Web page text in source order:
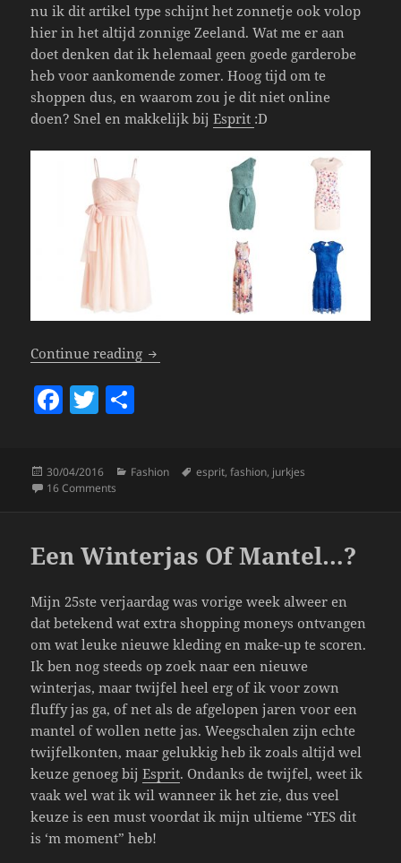
nu ik dit artikel type schijnt het zonnetje ook volop
hier in het altijd zonnige Zeeland. Wat me er aan
doet denken dat ik helemaal geen goede garderobe
heb voor aankomende zomer. Hoog tijd om te
shoppen dus, en waarom zou je dit niet online
doen? Snel en makkelijk bijEsprit :D
Continue reading Fashionable De Zomer In Met Esprit!
F
e
o
o
k
T
er re
Posted
on
30/04/2016 Categories
Fashion Tags
esprit,fashion, jurkjes
16 Comments
Een Winterjas Of Mantel…?
Mijn 25ste verjaardag was vorige week alweer en
dat betekend wat extra shopping moneys ontvangen
om wat leuke nieuwe kleding en make-up te scoren.
Ik ben nog steeds op zoek naar een nieuwe
winterjas, maar twijfel heel erg of ik voor zown
fluffy jas ga, of net als de afgelopen jaren voor een
mantel of wollen nette jas. Weegschalen zijn echte
twijfelkonten, maar gelukkig heb ik zoals altijd wel
keuze genoeg bijEsprit. Ondanks de twijfel, weet ik
vaak wel wat ik wil wanneer ik het zie, dus veel
keuze is een must voordat ik mijn ultieme “YES dit
is ‘m moment” heb!